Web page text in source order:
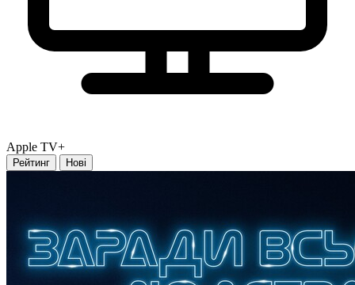
Apple TV+
Рейтинг Нові